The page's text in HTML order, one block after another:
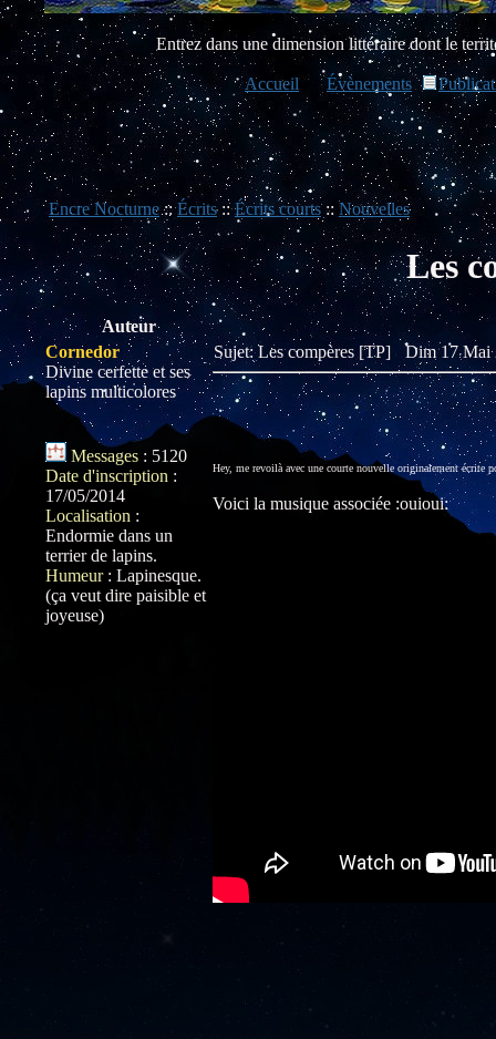
Entrez dans une dimension littéraire dont le
Accueil Évènements
Encre Nocturne ::Écrits::Écrits courts:: Nouvelles
Les
Auteur
Cornedor
Divine cerfette et ses
lapins multicolores
Messages : 5120
Date d'inscription :
17/05/2014
Localisation :
Endormie dans un
terrier de lapins.
Humeur: Lapinesque.
(ça veut dire paisible et
joyeuse)
Sujet: Les compères [TP] Dim 17 Mai
Hey, me revoilà avec une courte nouvelle originalement
Voici la musique associée :ouioui: